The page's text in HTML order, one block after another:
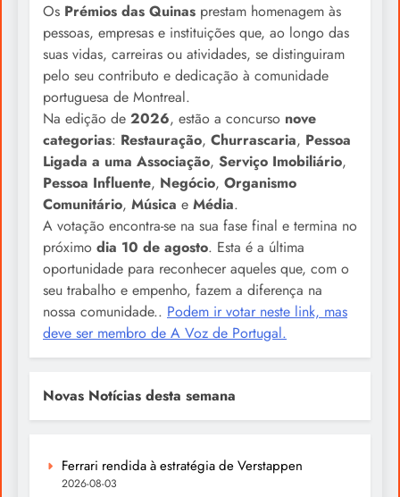
Os Prémios das Quinas prestam homenagem às
pessoas, empresas e instituições que, ao longo das
suas vidas, carreiras ou atividades, se distinguiram
pelo seu contributo e dedicação à comunidade
portuguesa de Montreal.
Na edição de 2026, estão a concurso nove
categorias: Restauração, Churrascaria, Pessoa
Ligada a uma Associação, Serviço Imobiliário,
Pessoa Influente, Negócio, Organismo
Comunitário, Música e Média.
A votação encontra-se na sua fase final e termina no
próximo dia 10 de agosto. Esta é a última
oportunidade para reconhecer aqueles que, com o
seu trabalho e empenho, fazem a diferença na
nossa comunidade.. Podem ir votar neste link, mas
deve ser membro de A Voz de Portugal.
Novas Notícias desta semana
Ferrari rendida à estratégia de Verstappen
2026-08-03